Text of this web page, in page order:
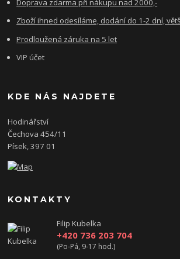
Doprava zdarma při nákupu nad 2000,-
Zboží ihned odesíláme, dodání do 1-2 dní,
Prodloužená záruka na 5 let
VIP účet
KDE NÁS NAJDETE
Hodinářství
Čechova 454/11
Písek, 397 01
KONTAKTY
Filip Kubelka
+420 736 203 704
(Po-Pá, 9-17 hod.)